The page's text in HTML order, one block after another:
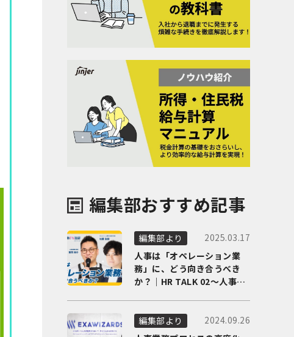
編集部おすすめ記事
編集部より
2025.03.17
人事は「オペレーション業
務」に、どう向き合うべき
か？｜HR TALK 02～人事DX
編集部より
2024.09.26